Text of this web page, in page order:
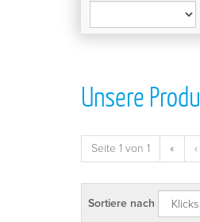
Unsere
Seite 1 von 1 « ‹
Sortiere nach